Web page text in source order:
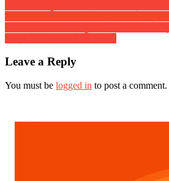
Leave a Reply
You must be logged in to post a comment.